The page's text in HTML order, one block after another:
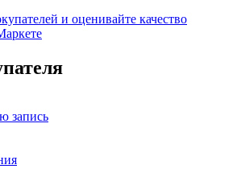
запись